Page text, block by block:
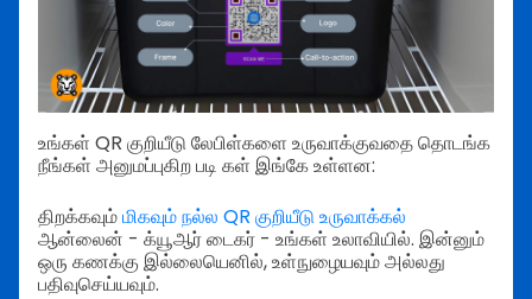
உங்கள் QR குறியீடு லேபிள்களை உருவாக்குவதை தொடங்க
நீங்கள் அனுமப்புகிற படி கள் இங்கே உள்ளன:
திறக்கவும்மிகவும் நல்ல QR குறியீடு உருவாக்கல்
ஆன்லைன் - க்யூஆர் டைகர் - உங்கள் உலாவியில். இன்னும்
ஒரு கணக்கு இல்லையெனில், உள்நுழையவும் அல்லது
பதிவுசெய்யவும்.